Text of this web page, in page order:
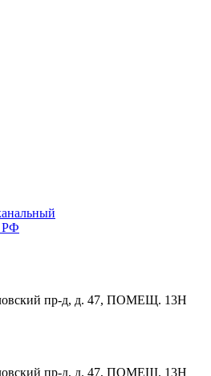
РФ
пр-д, д. 47, ПОМЕЩ. 13Н
пр-д, д. 47, ПОМЕЩ. 13Н